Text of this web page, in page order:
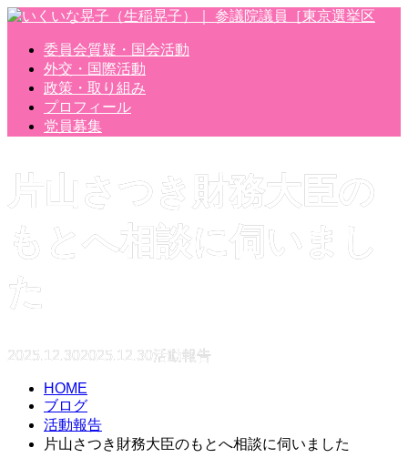
委員会質疑・国会活動
外交・国際活動
政策・取り組み
プロフィール
党員募集
片山さつき財務大臣の
もとへ相談に伺いまし
た
2025.12.302025.12.30活動報告
HOME
ブログ
活動報告
片山さつき財務大臣のもとへ相談に伺いました